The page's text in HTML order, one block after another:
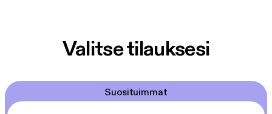
Valitse tilauksesi
Suosituimmat